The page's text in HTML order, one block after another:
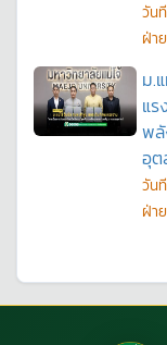
วันที
ฝ่า
ม.
แร
พ
อุต
วันที
ฝ่า